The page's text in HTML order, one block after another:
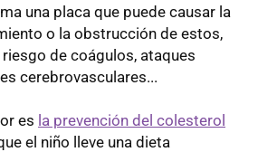
una placa que puede causar la
o la obstrucción de estos,
de coágulos, ataques
cerebrovasculares...
es la prevención del colesterol
el niño lleve una dieta